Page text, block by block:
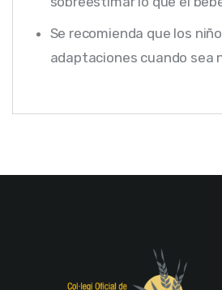
Se recomienda que los
adaptaciones cuando sea